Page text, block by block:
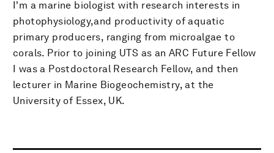
I'm a marine biologist with research interests in
photophysiology,and productivity of aquatic
primary producers, ranging from microalgae to
corals. Prior to joining UTS as an ARC Future Fellow
I was a Postdoctoral Research Fellow, and then
lecturer in Marine Biogeochemistry, at the
University of Essex, UK.